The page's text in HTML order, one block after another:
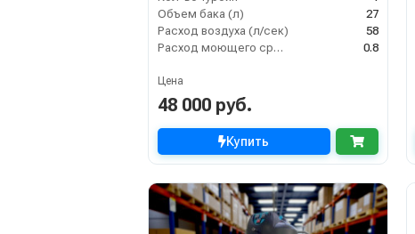
Объем бака (л)
27
Расход воздуха (л/сек)
58
Расход моющего средства
0.8
Цена
48 000 руб.
Купить